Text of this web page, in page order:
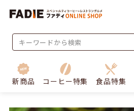
新商品 コーヒー特集 食品特集